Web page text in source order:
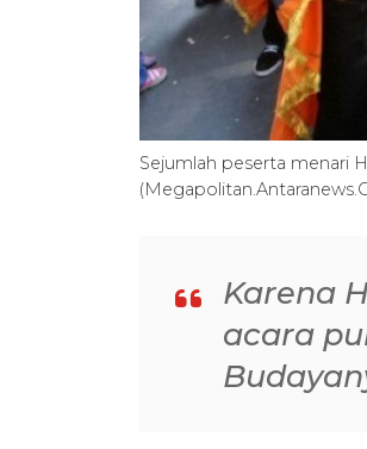
Sejumlah peserta menari
Karena
acara